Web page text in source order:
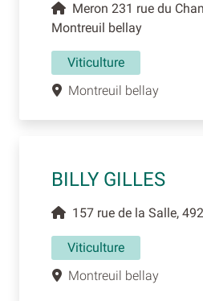
Meron 231 rue du
Montreuil bellay
Viticulture
Montreuil bellay
BILLY GILLES
157 rue de la Salle,
Viticulture
Montreuil bellay